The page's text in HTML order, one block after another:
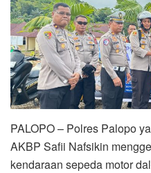
PALOPO – Polres Palopo
AKBP Safii Nafsikin
kendaraan sepeda motor